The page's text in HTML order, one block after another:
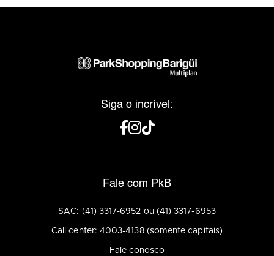
Siga o incrível:
Fale com PkB
SAC: (41) 3317-6952 ou (41) 3317-6953
Call center: 4003-4138 (somente capitais)
Fale conosco